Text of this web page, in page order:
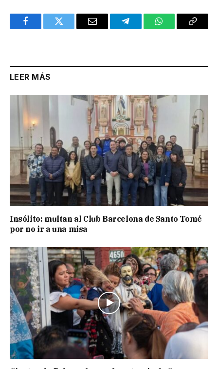
FacebookTwitter Email TelegramWhatsAppCopy
LEER MÁS
Insólito: multan al Club Barcelona de Santo Tomé
por no ir a una misa